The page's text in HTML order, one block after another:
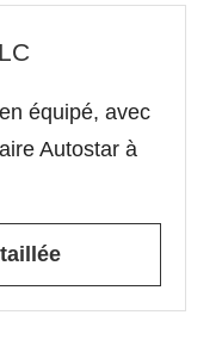
équipé, avec
Autostar à